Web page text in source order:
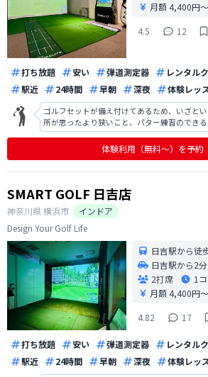
月額 4,400円〜
4.5
12
打ち放題 安い 弾道測定器 レンタル
駅近
24時間 早朝 深夜 体験レッ
ゴルフセットが備え付けてあるため、いざと
所が思ったより狭いこと、パター練習のでき
い。 傾斜マットがあるのは良い天気。 エアコ
ていて、ソファーが濡れていることがあった
画像が見えてしまう。敢えて見
体験利用（無料〜）を予約
SMART GOLF 日吉店
神奈川県横浜市
インドア
Design Your Golf Life
日吉駅から徒
日吉駅から2分
2打席
1
月額 4,400円〜
4.82
17
打ち放題 安い 弾道測定器 レンタル
駅近
24時間 早朝 深夜 体験レッ